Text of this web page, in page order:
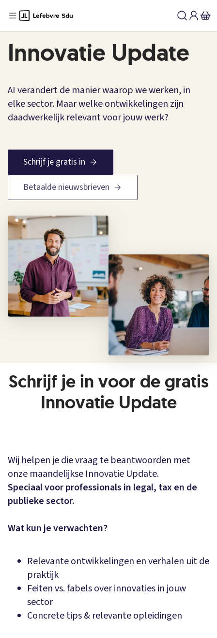
Innovatie Update
AI verandert de manier waarop we werken, in
elke sector. Maar welke ontwikkelingen zijn
daadwerkelijk relevant voor jouw werk?
Schrijf je gratis in
Betaalde nieuwsbrieven
Schrijf je in voor de gratis
Innovatie Update
Wij helpen je die vraag te beantwoorden met
onze maandelijkse Innovatie Update.
Speciaal voor professionals in legal, tax en de
publieke sector.
Wat kun je verwachten?
Relevante ontwikkelingen en verhalen uit de
praktijk
Feiten vs. fabels over innovaties in jouw
sector
Concrete tips & relevante opleidingen